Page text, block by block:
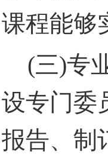
课程能够
(三)专
设专门委
报告、制